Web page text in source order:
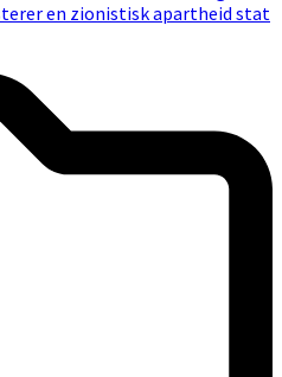
en zionistisk apartheid stat